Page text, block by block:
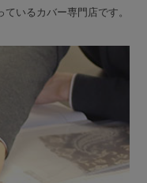
いるカバー専門店です。